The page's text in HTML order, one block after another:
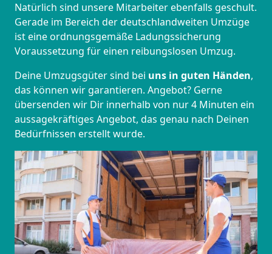
Natürlich sind unsere Mitarbeiter ebenfalls geschult.
Gerade im Bereich der deutschlandweiten Umzüge
ist eine ordnungsgemäße Ladungssicherung
Voraussetzung für einen reibungslosen Umzug.
Deine Umzugsgüter sind bei uns in guten Händen,
das können wir garantieren. Angebot? Gerne
übersenden wir Dir innerhalb von nur 4 Minuten ein
aussagekräftiges Angebot, das genau nach Deinen
Bedürfnissen erstellt wurde.